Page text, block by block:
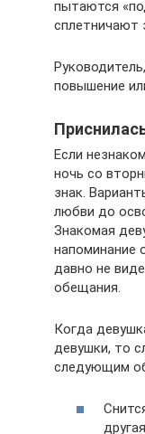
пытаются
сплетничают
повышение
Если
ночь со
знак.
любви до
Знакомая
напоминание
давно не
обещания.
Когда
девушки, то
следующим